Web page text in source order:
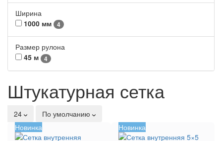
Ширина
1000 мм
4
Размер рулона
45 м
4
Штукатурная сетка
24
По умолчанию
Новинка
Новинка